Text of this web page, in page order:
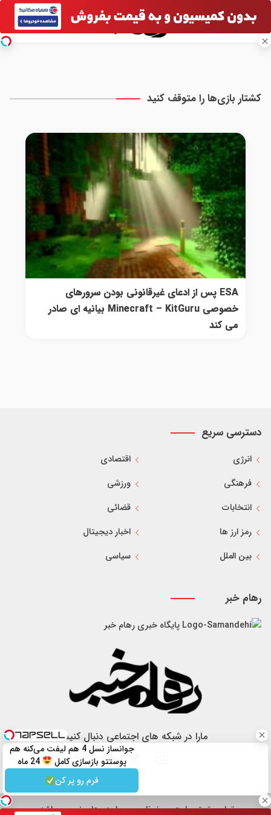
کشتار بازی‌ها را متوقف کنید
ESA پس از ادعای غیرقانونی بودن سرورهای
خصوصی Minecraft – KitGuru بیانیه ای صادر
می کند
دسترسی سریع
انرژی
اقتصادی
فرهنگی
ورزشی
انتخابات
قضائی
رمز ارز ها
اخبار دیجیتال
بین الملل
سیاسی
رهام خبر
پایگاه خبری رهام خبر
مارا در شبکه های اجتماعی دنبال کنید
تمام حقوق سایت محفوظ و مربوط به رهام خبر می باشد.
جوانساز نسل 4 هم لیفت می‌کنه هم
پوستتو بازسازی کامل
24 ماه
ماندگاری
فرم رو پر کن